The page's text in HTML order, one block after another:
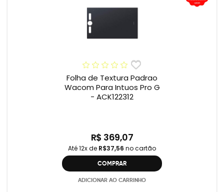
Folha de Textura Padrao
Wacom Para Intuos Pro G
- ACK122312
R$ 369,07
Até 12x de R$37,56 no cartão
COMPRAR
ADICIONAR AO CARRINHO